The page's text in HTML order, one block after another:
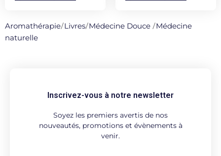
Aromathérapie/Livres/Médecine Douce /Médecine
naturelle
Inscrivez-vous à notre newsletter
Soyez les premiers avertis de nos
nouveautés, promotions et évènements à
venir.